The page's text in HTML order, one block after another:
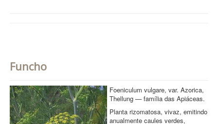
Funcho
Foeniculum vulgare, var. Azorica,
Thellung — família das Apiáceas.
Planta rizomatosa, vivaz, emitindo
anualmente caules verdes,